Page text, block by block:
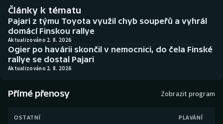
Biatlon
Boby a skeleton
Box
Curling
Dostihy
Aplikace ČT sport
AZ kvíz
Články k tématu
Pajari z týmu Toyota využil chyb soupeřů a vyhrál
domácí Finskou rallye
Aktualizováno 2. 8. 2026
Ogier po havárii skončil v nemocnici, do čela Finské
rallye se dostal Pajari
Aktualizováno 2. 8. 2026
Přímé přenosy Zobrazit program
OSTATNÍ PLAVÁNÍ